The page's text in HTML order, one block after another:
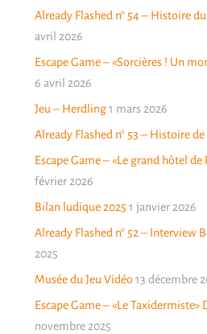
Already Flashed n° 54 – Histoire
avril 2026
Escape Game – «Sorcières ! Un
6 avril 2026
Jeu – Herdling 1 mars 2026
Already Flashed n° 53 – Histoire de
Escape Game – «Le grand hôtel de
février 2026
Bilan ludique 2025 1 janvier 2026
Already Flashed n° 52 – Interview
2025
Musée du Jeu Vidéo 13 décembre
Escape Game – «Le Taxidermiste»
novembre 2025